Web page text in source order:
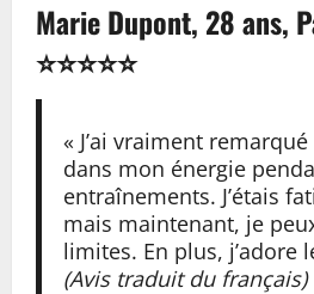
Marie Dupont, 28 ans,
⭐⭐⭐⭐⭐
« J’ai vraiment
dans mon énergie
entraînements. J’étais
mais maintenant, je
limites. En plus, j’adore
(Avis traduit du français)